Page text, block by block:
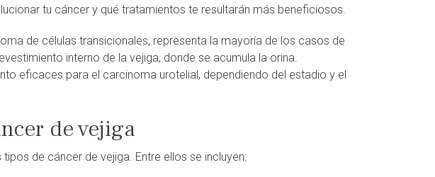
tu cáncer y qué tratamientos te resultarán más beneficiosos.
de células transicionales, representa la mayoría de los casos de
interno de la vejiga, donde se acumula la orina.
eficaces para el carcinoma urotelial, dependiendo del estadio y el
de vejiga
de cáncer de vejiga. Entre ellos se incluyen: